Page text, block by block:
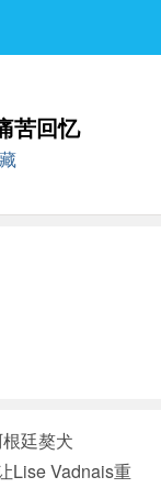
苦回忆
廷獒犬
Lise Vadnais重